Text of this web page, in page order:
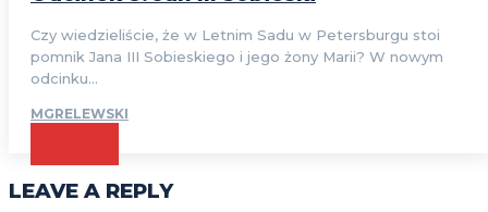
Czy wiedzieliście, że w Letnim Sadu w Petersburgu stoi
pomnik Jana III Sobieskiego i jego żony Marii? W nowym
odcinku...
MGRELEWSKI
LEAVE A REPLY